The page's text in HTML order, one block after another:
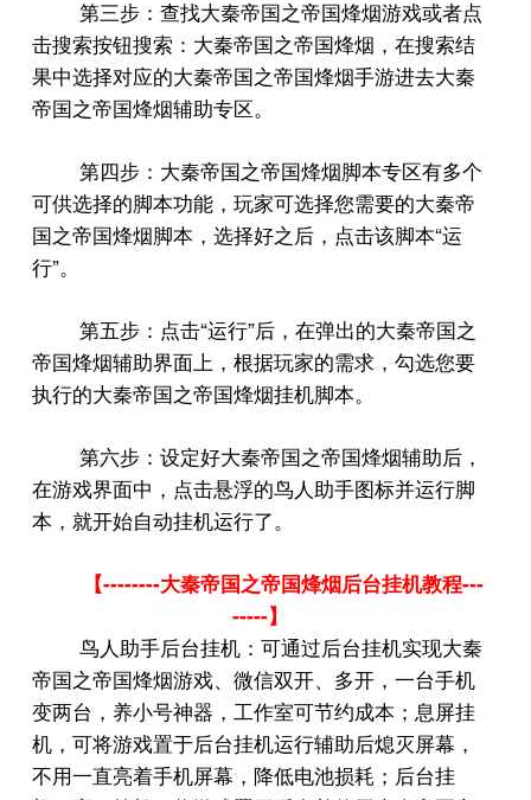
第三步：查找大秦帝国之帝国烽烟游戏或者点
击搜索按钮搜索：大秦帝国之帝国烽烟，在搜索结
果中选择对应的大秦帝国之帝国烽烟手游进去大秦
帝国之帝国烽烟辅助专区。
第四步：大秦帝国之帝国烽烟脚本专区有多个
可供选择的脚本功能，玩家可选择您需要的大秦帝
国之帝国烽烟脚本，选择好之后，点击该脚本“运
行”。
第五步：点击“运行”后，在弹出的大秦帝国之
帝国烽烟辅助界面上，根据玩家的需求，勾选您要
执行的大秦帝国之帝国烽烟挂机脚本。
第六步：设定好大秦帝国之帝国烽烟辅助后，
在游戏界面中，点击悬浮的鸟人助手图标并运行脚
本，就开始自动挂机运行了。
【--------大秦帝国之帝国烽烟后台挂机教程---
-----】
鸟人助手后台挂机：可通过后台挂机实现大秦
帝国之帝国烽烟游戏、微信双开、多开，一台手机
变两台，养小号神器，工作室可节约成本；息屏挂
机，可将游戏置于后台挂机运行辅助后熄灭屏幕，
不用一直亮着手机屏幕，降低电池损耗；后台挂